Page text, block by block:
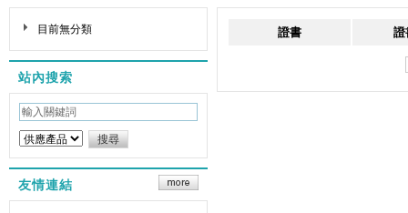
目前無分類
站內搜索
友情連結
證書 證